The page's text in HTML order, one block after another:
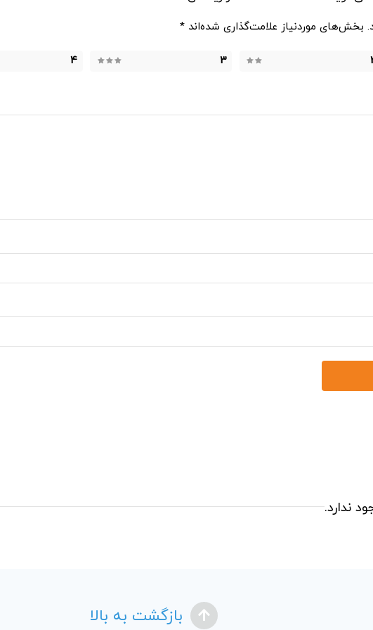
بخش‌های موردنیاز علامت‌گذاری شده‌اند *
3
4
ندارد.
بازگشت به بالا